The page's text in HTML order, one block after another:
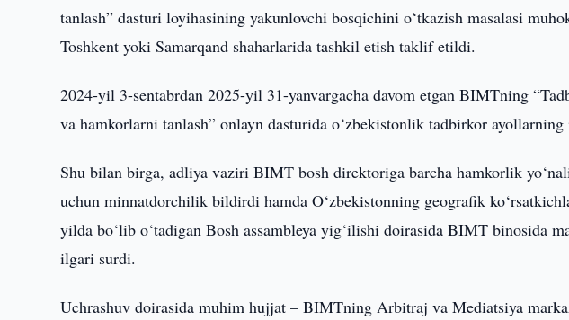
tanlash” dasturi loyihasining yakunlovchi bosqichini o‘tkazish masalasi
Toshkent yoki Samarqand shaharlarida tashkil etish taklif etildi.
2024-yil 3-sentabrdan 2025-yil 31-yanvargacha davom etgan BIMTning
va hamkorlarni tanlash” onlayn dasturida o‘zbekistonlik tadbirkor
Shu bilan birga, adliya vaziri BIMT bosh direktoriga barcha hamkorlik
uchun minnatdorchilik bildirdi hamda O‘zbekistonning geografik
yilda bo‘lib o‘tadigan Bosh assambleya yig‘ilishi doirasida BIMT binosida
ilgari surdi.
Uchrashuv doirasida muhim hujjat – BIMTning Arbitraj va Mediatsiya